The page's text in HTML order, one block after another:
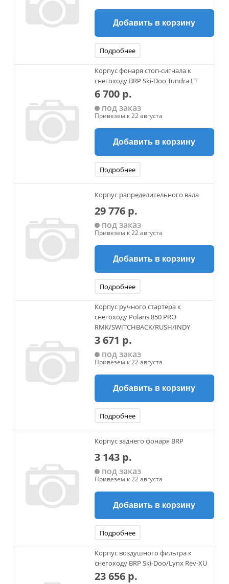
Добавить в корзину
Подробнее
Корпус фонаря стоп-сигнала к
снегоходу BRP Ski-Doo Tundra LT
6 700 р.
под заказ
Привезем к 22 августа
Добавить в корзину
Подробнее
Корпус рапределительного вала
29 776 р.
под заказ
Привезем к 22 августа
Добавить в корзину
Подробнее
Корпус ручного стартера к
снегоходу Polaris 850 PRO
RMK/SWITCHBACK/RUSH/INDY
3 671 р.
под заказ
Привезем к 22 августа
Добавить в корзину
Подробнее
Корпус заднего фонаря BRP
3 143 р.
под заказ
Привезем к 22 августа
Добавить в корзину
Подробнее
Корпус воздушного фильтра к
снегоходу BRP Ski-Doo/Lynx Rev-XU
23 656 р.